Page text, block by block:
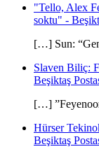
"Tello, Alex
soktu" -
[…] Sun:
Slaven Biliç:
Beşiktaş
[…]
Hürser
Beşiktaş